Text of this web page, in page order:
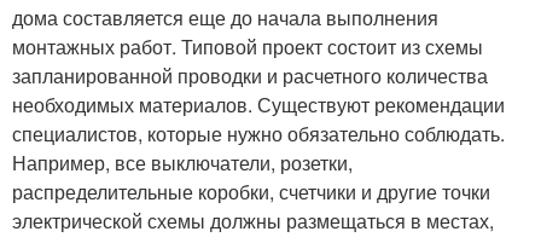
дома составляется еще до начала выполнения
монтажных работ. Типовой проект состоит из схемы
запланированной проводки и расчетного количества
необходимых материалов. Существуют рекомендации
специалистов, которые нужно обязательно соблюдать.
Например, все выключатели, розетки,
распределительные коробки, счетчики и другие точки
электрической схемы должны размещаться в местах,